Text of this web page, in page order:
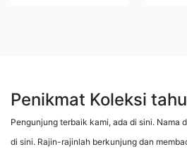
Penikmat Koleksi
Pengunjung terbaik kami, ada di sini. Nama
di sini. Rajin-rajinlah berkunjung dan